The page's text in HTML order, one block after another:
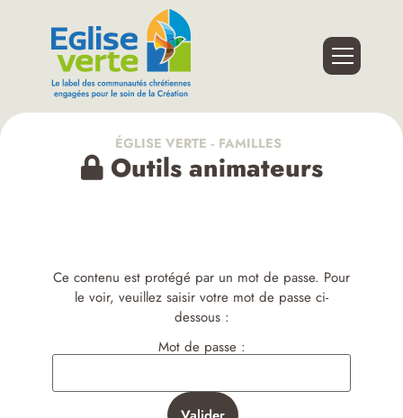
ÉGLISE VERTE ‑ FAMILLES
Outils animateurs
Ce contenu est protégé par un mot de passe. Pour
le voir, veuillez saisir votre mot de passe ci-
dessous :
Mot de passe :